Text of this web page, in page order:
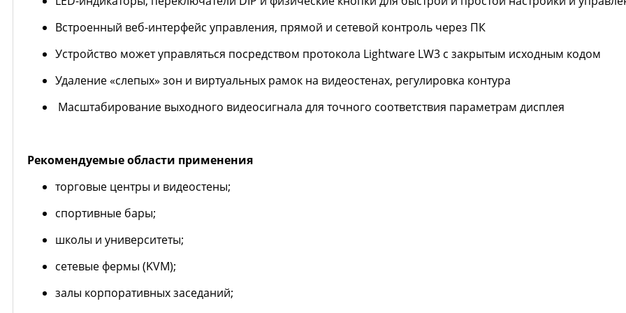
Встроенный веб-интерфейс управления, прямой и сетевой контроль через ПК
Устройство может управляться посредством протокола Lightware LW3 с закрытым исходным кодом
Удаление «слепых» зон и виртуальных рамок на видеостенах, регулировка контура
Масштабирование выходного видеосигнала для точного соответствия параметрам дисплея
Рекомендуемые области применения
торговые центры и видеостены;
спортивные бары;
школы и университеты;
сетевые фермы (KVM);
залы корпоративных заседаний;